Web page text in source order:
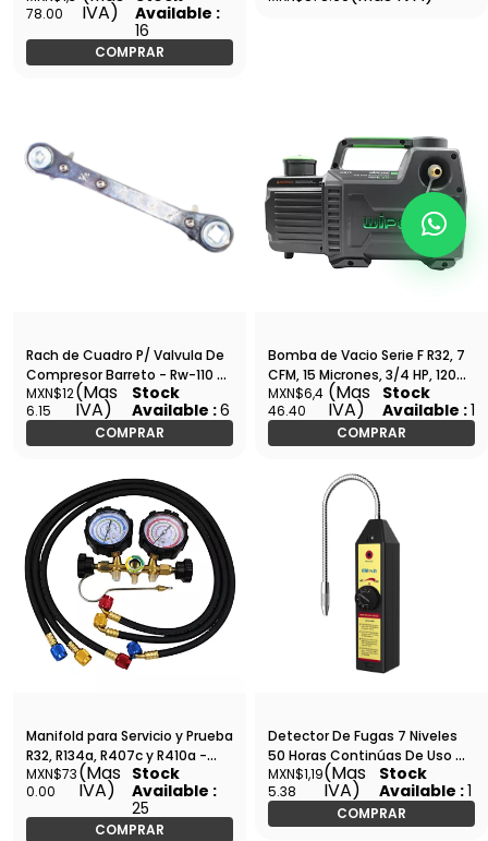
78.00
IVA)
Available :
16
COMPRAR
Rach de Cuadro P/ Valvula De
Compresor Barreto - Rw-110 -
TSWSH
MXN$12
6.15
(Mas
IVA)
Stock
Available :6
COMPRAR
Bomba de Vacio Serie F R32, 7
CFM, 15 Micrones, 3/4 HP, 120
V/60 HZ - WIP-2F3R
MXN$6,4
46.40
(Mas
IVA)
Stock
Available :1
COMPRAR
Manifold para Servicio y Prueba
R32, R134a, R407c y R410a -
HCT-R32
MXN$73
0.00
(Mas
IVA)
Stock
Available :
25
COMPRAR
Detector De Fugas 7 Niveles
50 Horas Continúas De Uso Gb
- WJL-6000
MXN$1,19
5.38
(Mas
IVA)
Stock
Available :1
COMPRAR